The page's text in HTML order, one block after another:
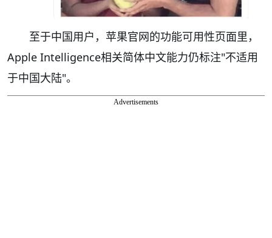
至于中国用户，苹果官网的功能可用性页面里，
Apple Intelligence相关简体中文能力仍标注"不适用
于中国大陆"。
Advertisements